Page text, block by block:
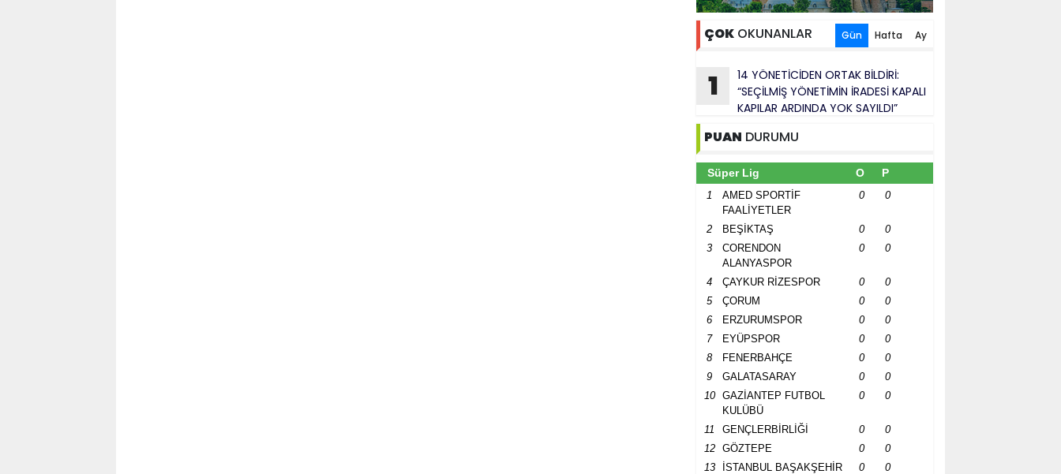
ÇOK OKUNANLAR Gün Hafta Ay
1
14 YÖNETİCİDEN ORTAK BİLDİRİ:
“SEÇİLMİŞ YÖNETİMİN İRADESİ KAPALI
KAPILAR ARDINDA YOK SAYILDI”
PUAN DURUMU
Süper Lig O P
1
AMED SPORTİF
FAALİYETLER
0 0
2 BEŞİKTAŞ 0
0
3
CORENDON
ALANYASPOR
0 0
4 ÇAYKUR RİZESPOR 0
0
5
ÇORUM 0
0
6
ERZURUMSPOR 0
0
7
EYÜPSPOR 0
0
8
FENERBAHÇE 0
0
9
GALATASARAY 0
0
10
GAZİANTEP FUTBOL
KULÜBÜ
0 0
11 GENÇLERBİRLİĞİ 0
0
12
GÖZTEPE 0
0
13
İSTANBUL BAŞAKŞEHİR 0
0